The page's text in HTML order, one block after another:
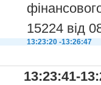
15224 від
13:23:20 -13:26:47
13:23:41-